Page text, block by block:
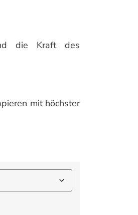
die Kraft des
mit höchster